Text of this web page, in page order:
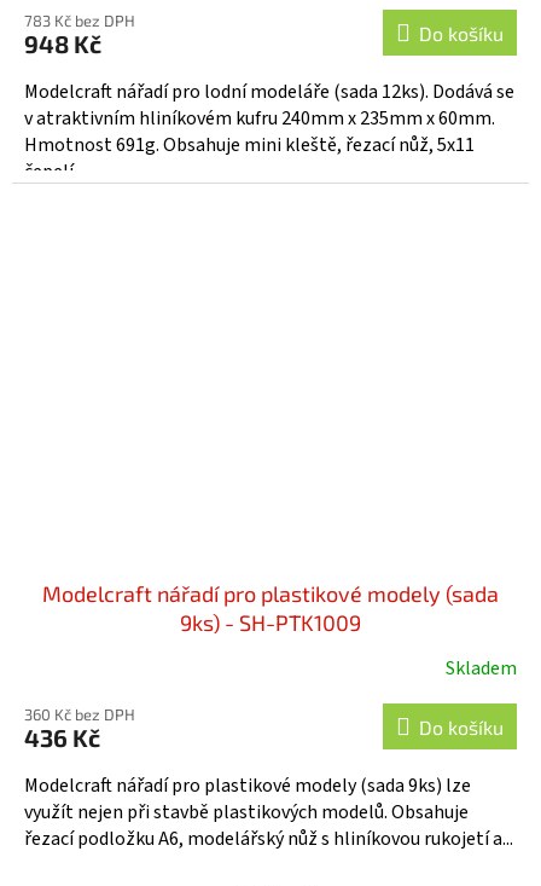
783 Kč bez DPH
948 Kč Do košíku
Modelcraft nářadí pro lodní modeláře (sada 12ks). Dodává se
v atraktivním hliníkovém kufru 240mm x 235mm x 60mm.
Hmotnost 691g. Obsahuje mini kleště, řezací nůž, 5x11
čepelí,...
Modelcraft nářadí pro plastikové modely (sada
9ks) - SH-PTK1009
Skladem
360 Kč bez DPH
436 Kč Do košíku
Modelcraft nářadí pro plastikové modely (sada 9ks) lze
využít nejen při stavbě plastikových modelů. Obsahuje
řezací podložku A6, modelářský nůž s hliníkovou rukojetí a...